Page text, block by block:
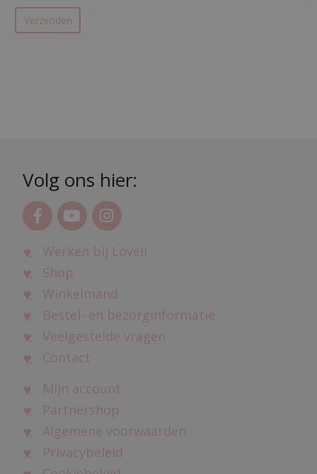
Volg ons hier:
Werken bij Loveli
Shop
Winkelmand
Bestel- en bezorginformatie
Veelgestelde vragen
Contact
Mijn account
Partnershop
Algemene voorwaarden
Privacybeleid